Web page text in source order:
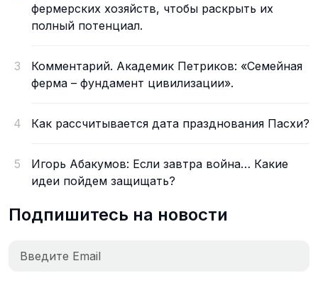
фермерских хозяйств, чтобы раскрыть их
полный потенциал.
3
Комментарий. Академик Петриков: «Семейная
ферма – фундамент цивилизации».
4 Как рассчитывается дата празднования Пасхи?
5
Игорь Абакумов: Если завтра война… Какие
идеи пойдем защищать?
Подпишитесь на новости